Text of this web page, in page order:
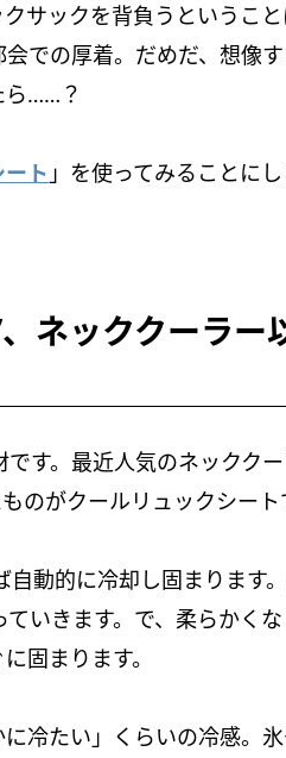
サックを背負うというこ
での厚着。だめだ、想像す
ら……？
ト 」を使ってみることに
ネッククーラー
す。最近人気のネックク
のがクールリュックシート
動的に冷却し固まります。
いきます。で、柔らかく
固まります。
冷たい」くらいの冷感。